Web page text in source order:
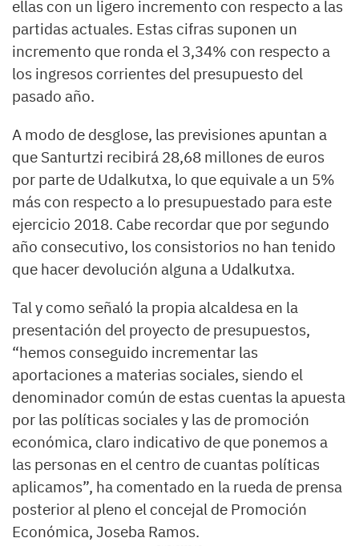
ellas con un ligero incremento con respecto a las
partidas actuales. Estas cifras suponen un
incremento que ronda el 3,34% con respecto a
los ingresos corrientes del presupuesto del
pasado año.
A modo de desglose, las previsiones apuntan a
que Santurtzi recibirá 28,68 millones de euros
por parte de Udalkutxa, lo que equivale a un 5%
más con respecto a lo presupuestado para este
ejercicio 2018. Cabe recordar que por segundo
año consecutivo, los consistorios no han tenido
que hacer devolución alguna a Udalkutxa.
Tal y como señaló la propia alcaldesa en la
presentación del proyecto de presupuestos,
“hemos conseguido incrementar las
aportaciones a materias sociales, siendo el
denominador común de estas cuentas la apuesta
por las políticas sociales y las de promoción
económica, claro indicativo de que ponemos a
las personas en el centro de cuantas políticas
aplicamos”, ha comentado en la rueda de prensa
posterior al pleno el concejal de Promoción
Económica, Joseba Ramos.